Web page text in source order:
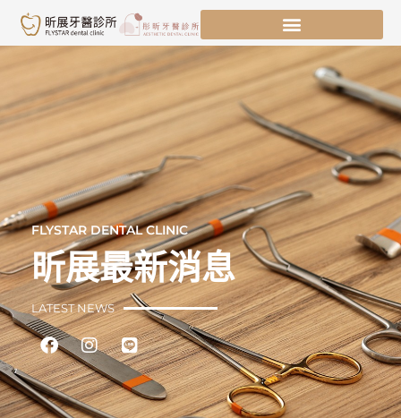
主
容
FLYSTAR DENTAL CLINIC
昕展最新消息
LATEST NEWS
FacebookInstagram
Line